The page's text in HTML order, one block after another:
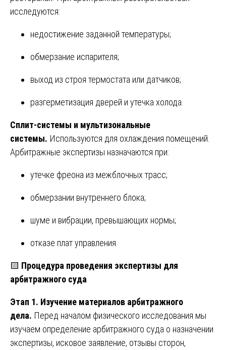
исследуются:
недостижение заданной температуры;
обмерзание испарителя;
выход из строя термостата или датчиков;
разгерметизация дверей и утечка холода.
Сплит-системы и мультизональные
системы. Используются для охлаждения помещений.
Арбитражные экспертизы назначаются при:
утечке фреона из межблочных трасс;
обмерзании внутреннего блока;
шуме и вибрации, превышающих нормы;
отказе плат управления.
🟨 Процедура проведения экспертизы для
арбитражного суда
Этап 1. Изучение материалов арбитражного
дела. Перед началом физического исследования мы
изучаем определение арбитражного суда о назначении
экспертизы, исковое заявление, отзывы сторон,